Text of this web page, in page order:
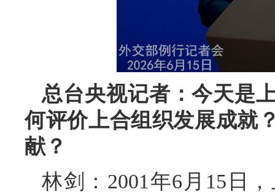
总台央视记者：今天是
何评价上合组织发展成就
献？
林剑：2001年6月15日